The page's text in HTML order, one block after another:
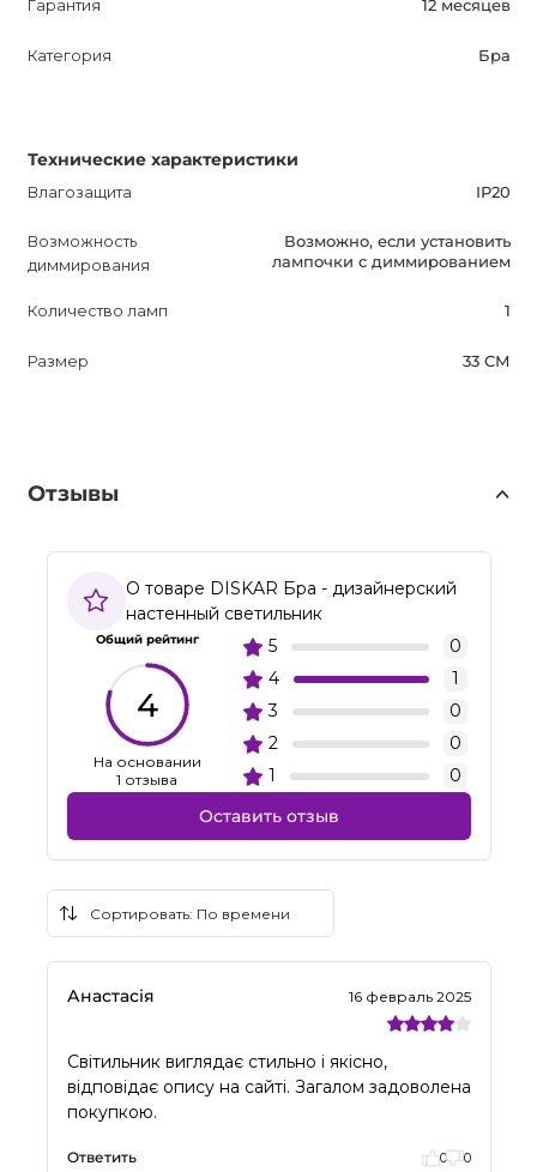
Гарантия 12 месяцев
Категория Бра
Технические характеристики
Влагозащита IP20
Возможность
диммирования
Возможно, если установить
лампочки с диммированием
Количество ламп 1
Размер 33 СМ
Отзывы
О товаре DISKAR Бра - дизайнерский
настенный светильник
Общий рейтинг
4
На основании
1 отзыва
5
0
4
1
3
0
2
0
1
0
Оставить отзыв
Анастасія 16 февраль 2025
Світильник виглядає стильно і якісно,
відповідає опису на сайті. Загалом задоволена
покупкою.
Ответить 0 0